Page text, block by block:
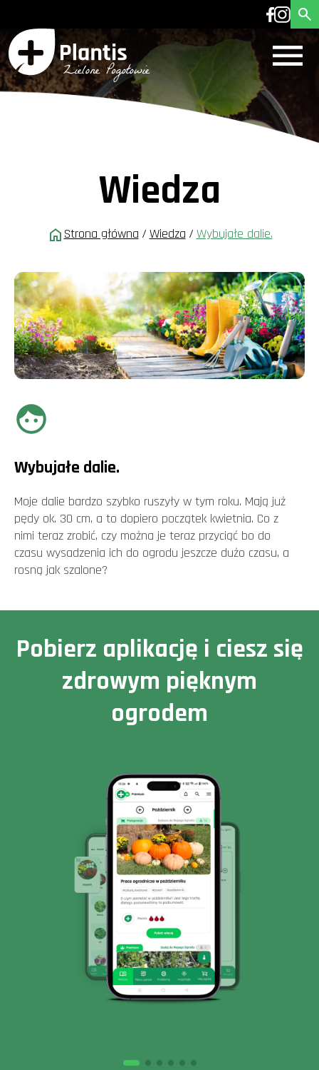
Wiedza
Strona główna / Wiedza / Wybujałe dalie.
Wybujałe dalie.
Moje dalie bardzo szybko ruszyły w tym roku. Mają już
pędy ok. 30 cm, a to dopiero początek kwietnia. Co z
nimi teraz zrobić, czy można je teraz przyciąć bo do
czasu wysadzenia ich do ogrodu jeszcze dużo czasu, a
rosną jak szalone?
Pobierz aplikację i ciesz się
zdrowym pięknym
ogrodem